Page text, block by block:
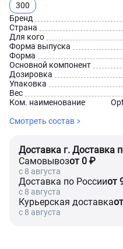
300
Бренд
Страна
Для кого
Форма выпуска
Форма
Основной компонент
Дозировка
Упаковка
Вес
Ком. наименование
Смотреть состав
Доставка г. Доставка
Самовывозот 0 ₽
c 8 августа
Доставка по Россииот
c 8 августа
Курьерская доставка
c 8 августа